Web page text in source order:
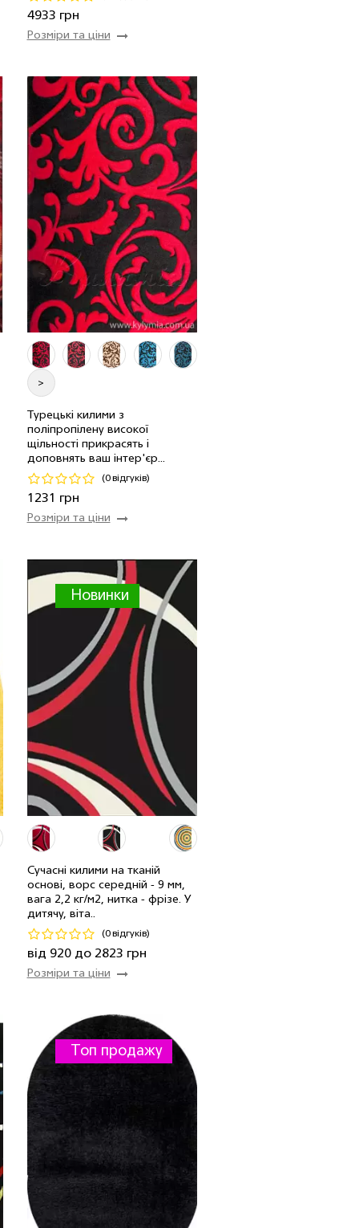
4933 грн
Розміри та ціни
>
Турецькі килими з
поліпропілену високої
щільності прикрасять і
доповнять ваш інтер'єр...
(0 відгуків)
1231 грн
Розміри та ціни
0.8 x 1.5 м 2 шт
Код 4998
Новинки
Сучасні килими на тканій
основі, ворс середній - 9 мм,
вага 2,2 кг/м2, нитка - фрiзе. У
дитячу, віта..
(0 відгуків)
від 920 до 2823 грн
Розміри та ціни
0.80 x 1.50 м 920 грн
1.60 x 2.30 м 2 шт 2823 грн
Код 18777
Купити
Топ продажу